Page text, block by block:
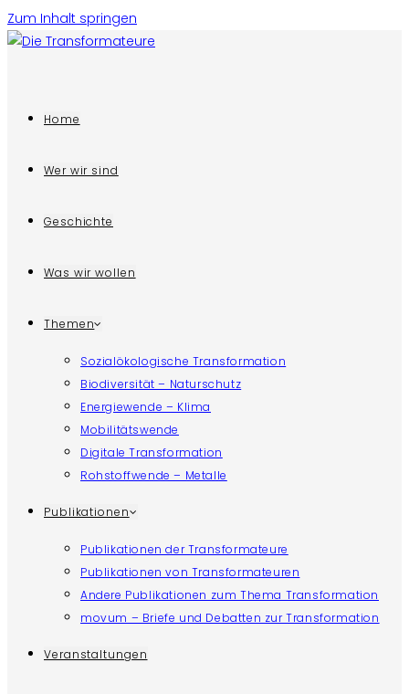
Zum Inhalt springen
Home
Wer wir sind
Geschichte
Was wir wollen
Themen
Sozialökologische Transformation
Biodiversität – Naturschutz
Energiewende – Klima
Mobilitätswende
Digitale Transformation
Rohstoffwende – Metalle
Publikationen
Publikationen der Transformateure
Publikationen von Transformateuren
Andere Publikationen zum Thema Transformation
movum – Briefe und Debatten zur Transformation
Veranstaltungen